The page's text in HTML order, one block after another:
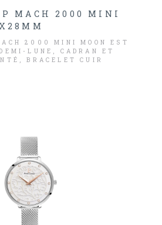
MACH 2000 MINI
2000 MINI MOON EST
LUNE, CADRAN ET
BRACELET CUIR